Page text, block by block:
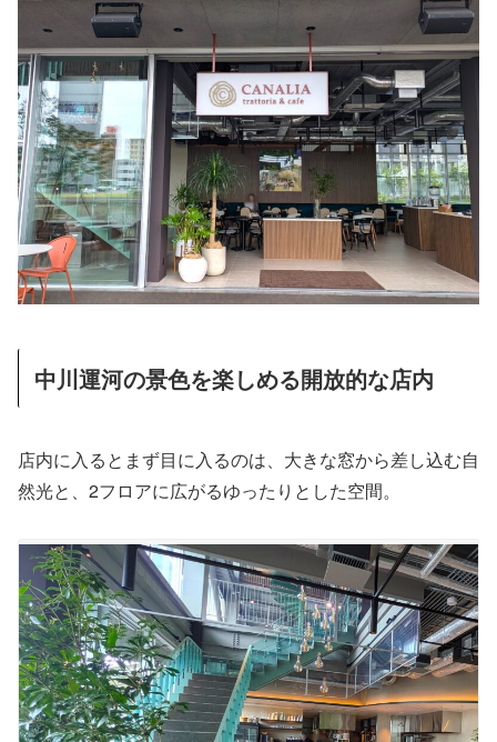
中川運河の景色を楽しめる開放的な店内
店内に入るとまず目に入るのは、大きな窓から差し込む自
然光と、2フロアに広がるゆったりとした空間。